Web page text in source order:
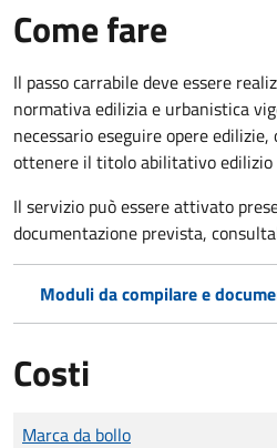
Come fare
Il passo carrabile deve essere
normativa edilizia e urbanistica
necessario eseguire opere
ottenere il titolo abilitativo edilizio
Il servizio può essere attivato
documentazione prevista,
Moduli da compilare e
Costi
Tipo di pagamento
Importo
Marca da bollo